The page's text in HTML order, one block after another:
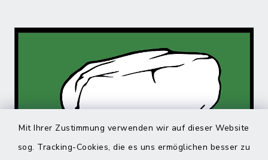
Mit Ihrer Zustimmung verwenden wir auf dieser Website
sog. Tracking-Cookies, die es uns ermöglichen besser zu